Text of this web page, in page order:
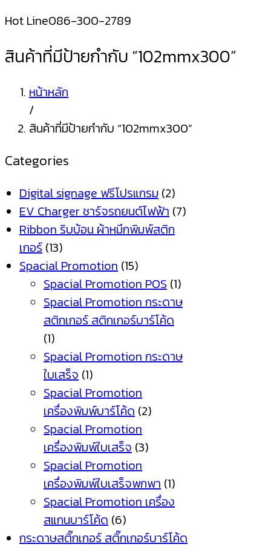
Hot Line086-300-2789
สินค้าที่มีป้ายกำกับ “102mmx300”
หน้าหลัก
/
สินค้าที่มีป้ายกำกับ “102mmx300”
Categories
Digital signage ฟรีโปรแกรม (2)
EV Charger ชาร์จรถยนต์ไฟฟ้า (7)
Ribbon ริบบ้อน ผ้าหมึกพิมพ์สติก
เกอร์ (13)
Spacial Promotion (15)
Spacial Promotion POS (1)
Spacial Promotion กระดาษ
สติกเกอร์ สติกเกอร์บาร์โค้ด
(1)
Spacial Promotion กระดาษ
ใบเสร็จ (1)
Spacial Promotion
เครื่องพิมพ์บาร์โค้ด (2)
Spacial Promotion
เครื่องพิมพ์ใบเสร็จ (3)
Spacial Promotion
เครื่องพิมพ์ใบเสร็จพกพา (1)
Spacial Promotion เครื่อง
สแกนบาร์โค้ด (6)
กระดาษสติ๊กเกอร์ สติ๊กเกอร์บาร์โค้ด